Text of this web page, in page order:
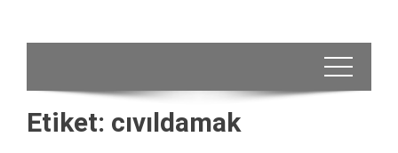
Etiket: cıvıldamak